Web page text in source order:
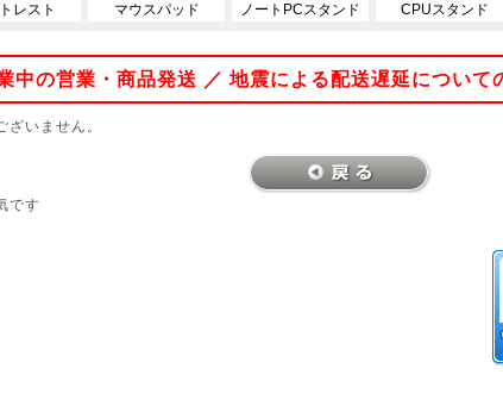
レスト マウスパッド ノートPCスタンド CPUスタンド
中の営業・商品発送 ／ 地震による配送遅延について
ざいません。
です